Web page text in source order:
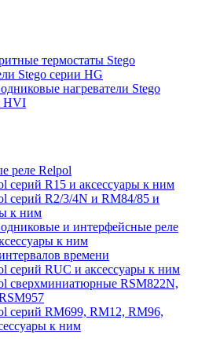
термостаты Stego
Stego серии HG
нагреватели Stego
HVI
реле Relpol
серий R15 и аксессуары к ним
серий R2/3/4N и RM84/85 и
к ним
и интерфейсные реле
к ним
времени
серий RUC и аксессуары к ним
сверхминиатюрные RSM822N,
серий RM699, RM12, RM96,
к ним